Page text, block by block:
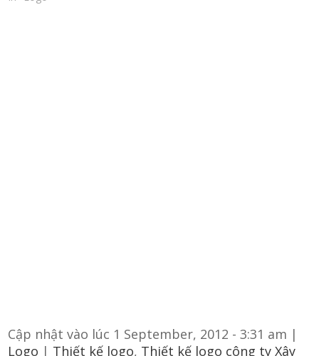
Cập nhật vào lúc 1 September, 2012 - 3:31 am |
Logo | Thiết kế logo, Thiết kế logo công ty Xây